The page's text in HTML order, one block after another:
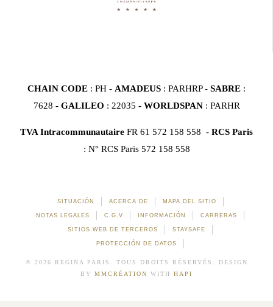
CHAIN CODE : PH - AMADEUS : PARHRP - SABRE :
7628 - GALILEO : 22035 - WORLDSPAN : PARHR
TVA Intracommunautaire FR 61 572 158 558 - RCS Paris
: N° RCS Paris 572 158 558
SITUACIÓN ACERCA DE MAPA DEL SITIO
NOTAS LEGALES C.G.V INFORMACIÓN CARRERAS
SITIOS WEB DE TERCEROS STAYSAFE
PROTECCIÓN DE DATOS
© 2026 REGINA PARIS. TOUS DROITS RÉSERVÉS. DESIGN
BY MMCRÉATION WITH HAPI